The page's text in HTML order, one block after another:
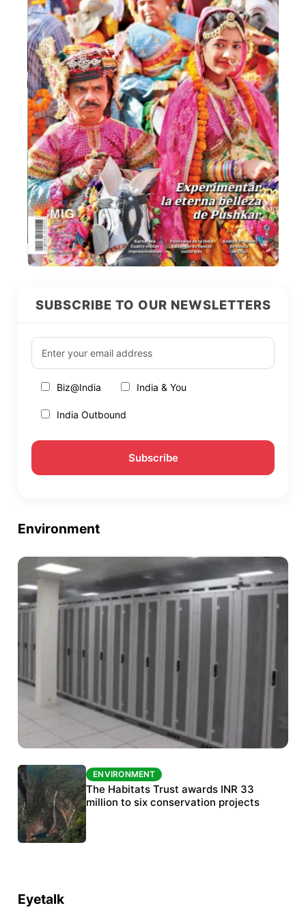
SUBSCRIBE TO OUR NEWSLETTERS
Biz@India India & You
India Outbound
Environment
ENVIRONMENT
India’s data centre boom raises questions
over water, power and sustainability
ENVIRONMENT
The Habitats Trust awards INR 33
million to six conservation projects
Eyetalk